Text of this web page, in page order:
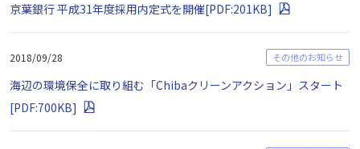
京葉銀行 平成31年度採用内定式を開催[PDF:201KB]
2018/09/28 その他のお知らせ
海辺の環境保全に取り組む「Chibaクリーンアクション」スタート
[PDF:700KB]